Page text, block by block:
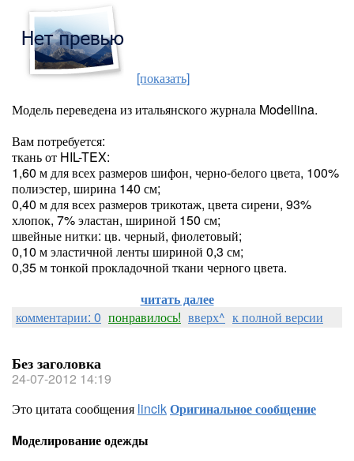
[показать]
Модель переведена из итальянского журнала Modellina.
Вам потребуется:
ткань от HIL-TEX:
1,60 м для всех размеров шифон, черно-белого цвета, 100%
полиэстер, ширина 140 см;
0,40 м для всех размеров трикотаж, цвета сирени, 93%
хлопок, 7% эластан, шириной 150 см;
швейные нитки: цв. черный, фиолетовый;
0,10 м эластичной ленты шириной 0,3 см;
0,35 м тонкой прокладочной ткани черного цвета.
читать далее
комментарии: 0 понравилось! вверх^ к полной версии
Без заголовка
24-07-2012 14:19
Это цитата сообщения lincikОригинальное сообщение
Mоделирование одежды